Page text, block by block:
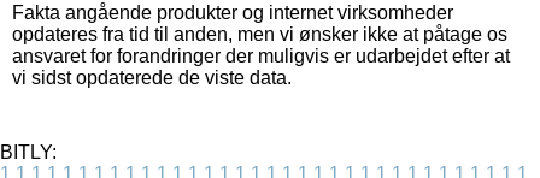
Fakta angående produkter og internet virksomheder
opdateres fra tid til anden, men vi ønsker ikke at påtage os
ansvaret for forandringer der muligvis er udarbejdet efter at
vi sidst opdaterede de viste data.
BITLY:
1 1 1 1 1 1 1 1 1 1 1 1 1 1 1 1 1 1 1 1 1 1 1 1 1 1 1 1 1 1 1 1 1 1